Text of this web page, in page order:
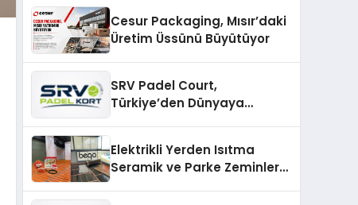
Cesur Packaging, Mısır’daki
Üretim Üssünü Büyütüyor
SRV Padel Court,
Türkiye’den Dünyaya
Elektrikli Yerden Isıtma
Seramik ve Parke Zeminler